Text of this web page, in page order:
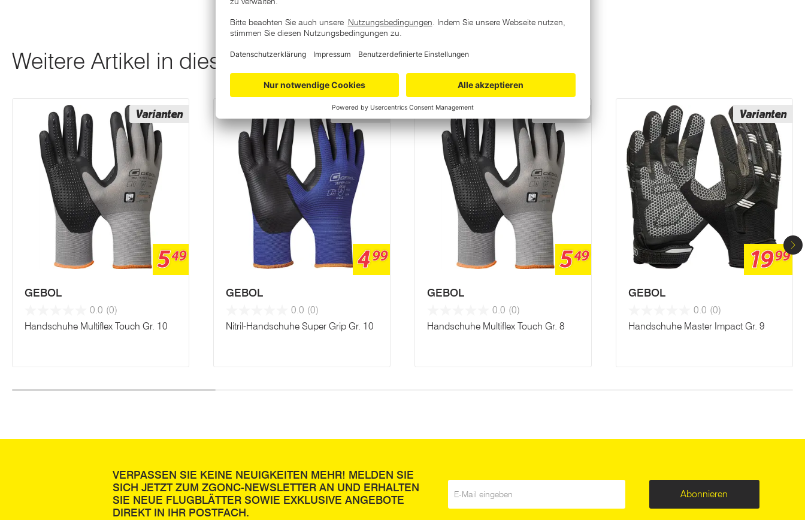
Weitere Artikel in dieser Kategorie
Varianten
549
GEBOL
0.0 (0)
Handschuhe Multiflex Touch Gr. 10
Varianten
499
GEBOL
0.0 (0)
Nitril-Handschuhe Super Grip Gr. 10
549
GEBOL
0.0 (0)
Handschuhe Multiflex Touch Gr. 8
Varianten
1999
GEBOL
0.0 (0)
Handschuhe Master Impact Gr. 9
VERPASSEN SIE KEINE NEUIGKEITEN MEHR! MELDEN SIE
SICH JETZT ZUM ZGONC-NEWSLETTER AN UND ERHALTEN
SIE NEUE FLUGBLÄTTER SOWIE EXKLUSIVE ANGEBOTE
DIREKT IN IHR POSTFACH.
Abonnieren